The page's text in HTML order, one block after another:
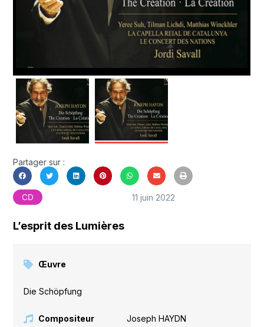
Partager sur :
CD 11 juin 2022
L’esprit des Lumières
Œuvre
Die Schöpfung
Compositeur Joseph HAYDN